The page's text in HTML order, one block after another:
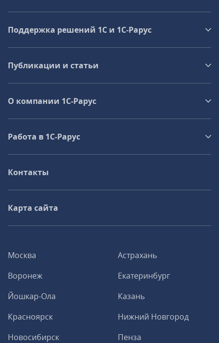
Москва
Астрахань
Воронеж
Екатеринбург
Йошкар-Ола
Казань
Красноярск
Нижний Новгород
Новосибирск
Пенза
Поддержка решений 1С и 1С‑Рарус
Публикации и статьи
О компании 1C-Рарус
Работа в 1С‑Рарус
Контакты
Карта сайта